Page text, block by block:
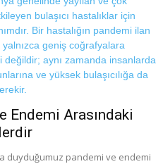
Endemi Arasındaki
duyduğumuz pandemi ve endemi